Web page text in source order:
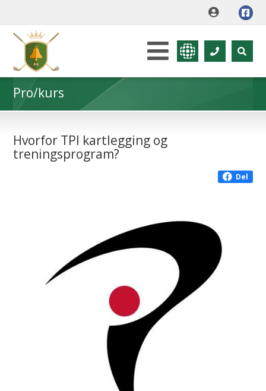
Pro/kurs
Hvorfor TPI kartlegging og
treningsprogram?
Del